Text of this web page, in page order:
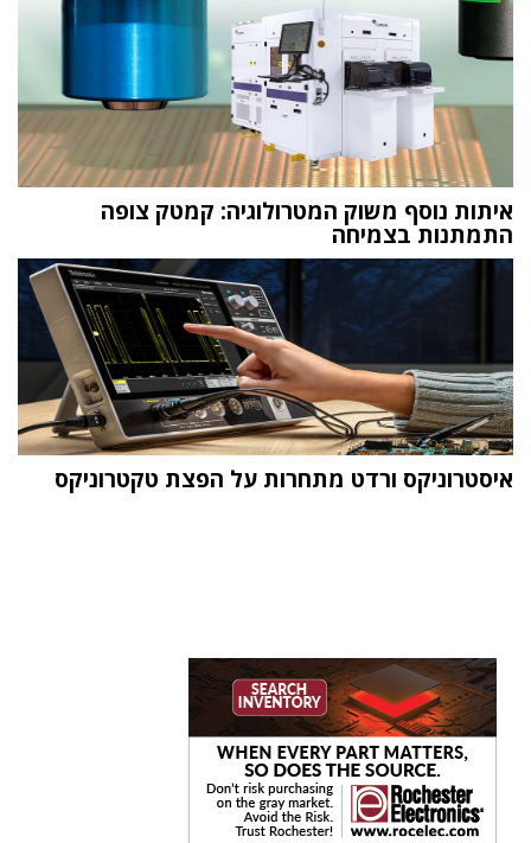
איתות נוסף משוק המטרולוגיה: קמטק צופה
התמתנות בצמיחה
איסטרוניקס ורדט מתחרות על הפצת טקטרוניקס